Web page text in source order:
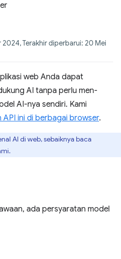
Terakhir diperbarui: 20 Mei
web Anda dapat
AI tanpa perlu men-
AI-nya sendiri. Kami
API ini di berbagai browser.
AI di web, sebaiknya baca
ada persyaratan model